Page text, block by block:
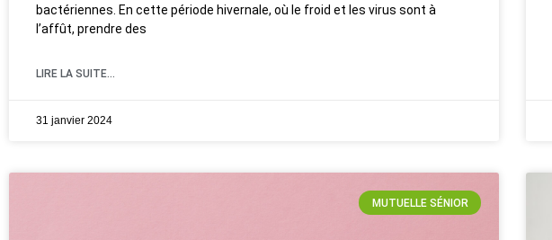
bactériennes. En cette période hivernale, où le froid et les virus sont à
l’affût, prendre des
LIRE LA SUITE...
31 janvier 2024
MUTUELLE SÉNIOR